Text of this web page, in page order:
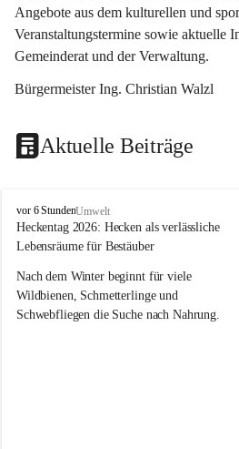
Angebote aus dem kulturellen und
Veranstaltungstermine sowie aktuelle
Gemeinderat und der Verwaltung.
Bürgermeister Ing. Christian Walzl
Aktuelle Beiträge
S
t
ö
s
i
n
vor 6 StundenUmwelt
Heckentag 2026: Hecken als verlässliche
Lebensräume für Bestäuber
Nach dem Winter beginnt für viele
Wildbienen, Schmetterlinge und
Schwebfliegen die Suche nach Nahrung.